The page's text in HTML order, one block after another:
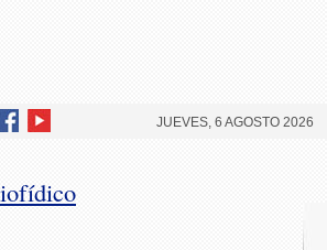
JUEVES, 6 AGOSTO 2026